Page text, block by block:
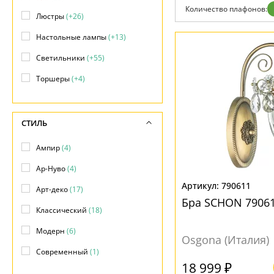
Количество плафонов:
790611
Бра SCHON
Osgona (Италия)
18 999 ₽
Люстры(+26)
Настольные лампы(+13)
Светильники (+55)
Торшеры(+4)
СТИЛЬ
Ампир(4)
Ар-Нуво(4)
Арт-деко(17)
Классический (18)
Модерн (6)
Современный (1)